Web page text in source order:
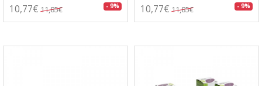
10,77€ 11,85€ - 9% 10,77€ 11,85€ - 9%